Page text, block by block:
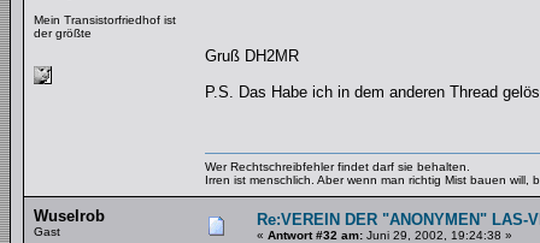
Mein Transistorfriedhof ist
der größte
Gruß DH2MR
P.S. Das Habe ich in dem anderen Thread
Wer Rechtschreibfehler findet darf sie behalten.
Irren ist menschlich. Aber wenn man richtig Mist bauen will,
Wuselrob
Gast
Re:VEREIN DER "ANONYMEN" LAS-
« Antwort #32 am: Juni 29, 2002, 19:24:38 »